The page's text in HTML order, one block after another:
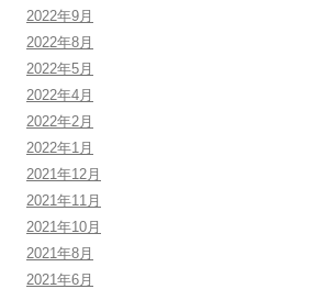
2022年9月
2022年8月
2022年5月
2022年4月
2022年2月
2022年1月
2021年12月
2021年11月
2021年10月
2021年8月
2021年6月